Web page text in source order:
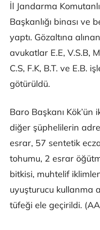
İl Jandarma
Başkanlığı binası ve
yaptı. Gözaltına
avukatlar E.E, V.S.B,
C.S, F.K, B.T. ve E.B.
götürüldü.
Baro Başkanı
diğer şüphelilerin
esrar, 57 sentetik
tohumu, 2 esrar
bitkisi, muhtelif
uyuşturucu kullanma
tüfeği ele geçirildi.